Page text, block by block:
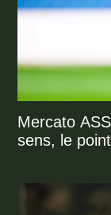
Mercato
sens, le